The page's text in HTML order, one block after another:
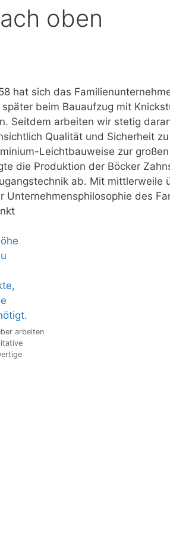
oben
hat sich das
beim Bauaufzug mit
Seitdem arbeiten wir stetig
Qualität und Sicherheit
Leichtbauweise zur
die Produktion der Böcker
ab. Mit
des
arbeiten